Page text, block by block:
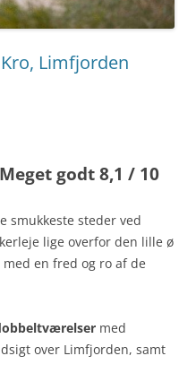
Limfjorden
godt 8,1 / 10
smukkeste steder ved
lige overfor den lille ø
en fred og ro af de
med
over Limfjorden, samt